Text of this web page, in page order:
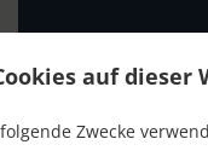
auf dieser
Zwecke